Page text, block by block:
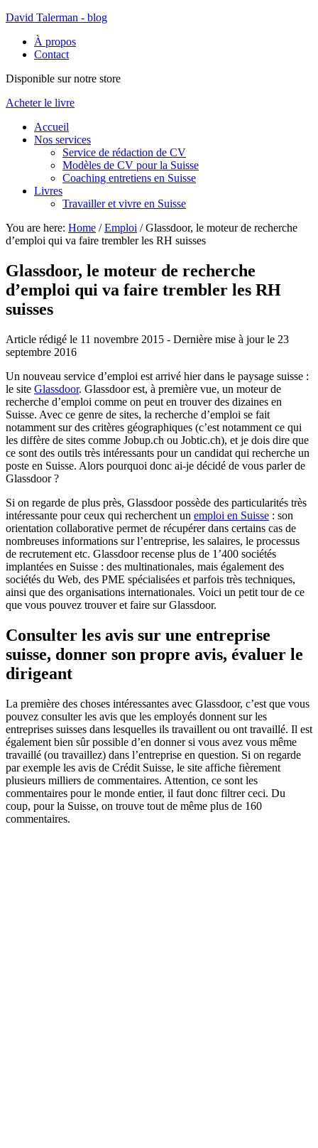
David Talerman - blog
À propos
Contact
Disponible sur notre store
Acheter le livre
Accueil
Nos services
Service de rédaction de CV
Modèles de CV pour la Suisse
Coaching entretiens en Suisse
Livres
Travailler et vivre en Suisse
You are here: Home / Emploi /Glassdoor, le moteur de recherche
d’emploi qui va faire trembler les RH suisses
Glassdoor, le moteur de recherche
d’emploi qui va faire trembler les RH
suisses
Article rédigé le 11 novembre 2015 - Dernière mise à jour le 23
septembre 2016
Un nouveau service d’emploi est arrivé hier dans le paysage suisse :
le site Glassdoor. Glassdoor est, à première vue, un moteur de
recherche d’emploi comme on peut en trouver des dizaines en
Suisse. Avec ce genre de sites, la recherche d’emploi se fait
notamment sur des critères géographiques (c’est notamment ce qui
les diffère de sites comme Jobup.ch ou Jobtic.ch), et je dois dire que
ce sont des outils très intéressants pour un candidat qui recherche un
poste en Suisse. Alors pourquoi donc ai-je décidé de vous parler de
Glassdoor ?
Si on regarde de plus près, Glassdoor possède des particularités très
intéressante pour ceux qui recherchent un emploi en Suisse : son
orientation collaborative permet de récupérer dans certains cas de
nombreuses informations sur l’entreprise, les salaires, le processus
de recrutement etc. Glassdoor recense plus de 1’400 sociétés
implantées en Suisse : des multinationales, mais également des
sociétés du Web, des PME spécialisées et parfois très techniques,
ainsi que des organisations internationales. Voici un petit tour de ce
que vous pouvez trouver et faire sur Glassdoor.
Consulter les avis sur une entreprise
suisse, donner son propre avis, évaluer le
dirigeant
La première des choses intéressantes avec Glassdoor, c’est que vous
pouvez consulter les avis que les employés donnent sur les
entreprises suisses dans lesquelles ils travaillent ou ont travaillé. Il est
également bien sûr possible d’en donner si vous avez vous même
travaillé (ou travaillez) dans l’entreprise en question. Si on regarde
par exemple les avis de Crédit Suisse, le site affiche fièrement
plusieurs milliers de commentaires. Attention, ce sont les
commentaires pour le monde entier, il faut donc filtrer ceci. Du
coup, pour la Suisse, on trouve tout de même plus de 160
commentaires.